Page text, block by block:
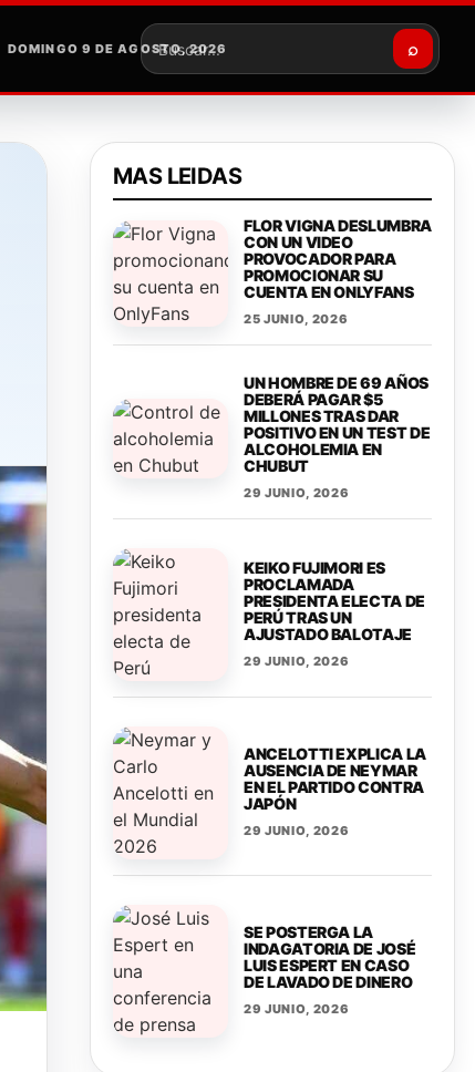
DOMINGO 9 DE AGOSTO, 2026
Buscar
⌕
MAS LEIDAS
FLOR VIGNA DESLUMBRA
CON UN VIDEO
PROVOCADOR PARA
PROMOCIONAR SU
CUENTA EN ONLYFANS
25 JUNIO, 2026
UN HOMBRE DE 69 AÑOS
DEBERÁ PAGAR $5
MILLONES TRAS DAR
POSITIVO EN UN TEST DE
ALCOHOLEMIA EN
CHUBUT
29 JUNIO, 2026
KEIKO FUJIMORI ES
PROCLAMADA
PRESIDENTA ELECTA DE
PERÚ TRAS UN
AJUSTADO BALOTAJE
29 JUNIO, 2026
ANCELOTTI EXPLICA LA
AUSENCIA DE NEYMAR
EN EL PARTIDO CONTRA
JAPÓN
29 JUNIO, 2026
SE POSTERGA LA
INDAGATORIA DE JOSÉ
LUIS ESPERT EN CASO
DE LAVADO DE DINERO
29 JUNIO, 2026